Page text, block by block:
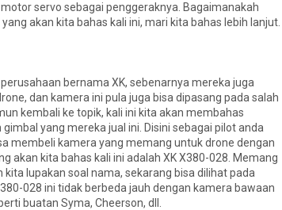
servo sebagai penggeraknya. Bagaimanakah
akan kita bahas kali ini, mari kita bahas lebih lanjut.
bernama XK, sebenarnya mereka juga
dan kamera ini pula juga bisa dipasang pada salah
kembali ke topik, kali ini kita akan membahas
yang mereka jual ini. Disini sebagai pilot anda
membeli kamera yang memang untuk drone dengan
akan kita bahas kali ini adalah XK X380-028. Memang
lupakan soal nama, sekarang bisa dilihat pada
028 ini tidak berbeda jauh dengan kamera bawaan
buatan Syma, Cheerson, dll.